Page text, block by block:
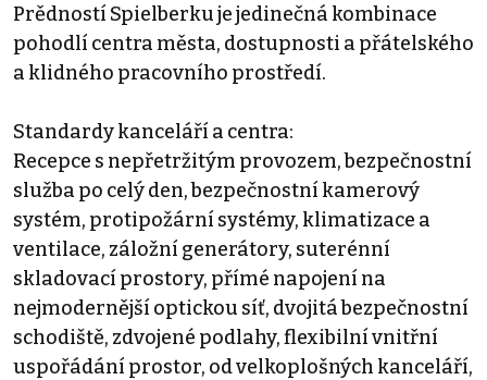
Prědností Spielberku je jedinečná kombinace
pohodlí centra města, dostupnosti a přátelského
a klidného pracovního prostředí.
Standardy kanceláří a centra:
Recepce s nepřetržitým provozem, bezpečnostní
služba po celý den, bezpečnostní kamerový
systém, protipožární systémy, klimatizace a
ventilace, záložní generátory, suterénní
skladovací prostory, přímé napojení na
nejmodernější optickou síť, dvojitá bezpečnostní
schodiště, zdvojené podlahy, flexibilní vnitřní
uspořádání prostor, od velkoplošných kanceláří,